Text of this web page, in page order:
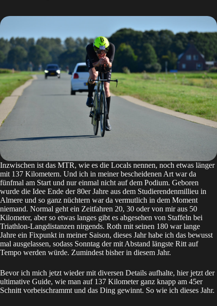
Inzwischen ist das MTR, wie es die Locals nennen, noch etwas länger
mit 137 Kilometern. Und ich in meiner bescheidenen Art war da
fünfmal am Start und nur einmal nicht auf dem Podium. Geboren
wurde die Idee Ende der 80er Jahre aus dem Studierendenmillieu in
Almere und so ganz nüchtern war da vermutlich in dem Moment
niemand. Normal geht ein Zeitfahren 20, 30 oder von mir aus 50
Kilometer, aber so etwas langes gibt es abgesehen von Staffeln bei
Triathlon-Langdistanzen nirgends. Roth mit seinen 180 war lange
Jahre ein Fixpunkt in meiner Saison, dieses Jahr habe ich das bewusst
mal ausgelassen, sodass Sonntag der mit Abstand längste Ritt auf
Tempo werden würde. Zumindest bisher in diesem Jahr.
Bevor ich mich jetzt wieder mit diversen Details aufhalte, hier jetzt der
ultimative Guide, wie man auf 137 Kilometer ganz knapp am 45er
Schnitt vorbeischrammt und das Ding gewinnt. So wie ich dieses Jahr.